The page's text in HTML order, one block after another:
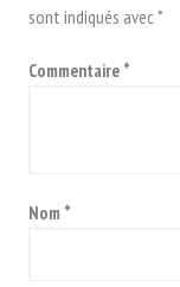
sont indiqués avec*
Commentaire *
Nom *